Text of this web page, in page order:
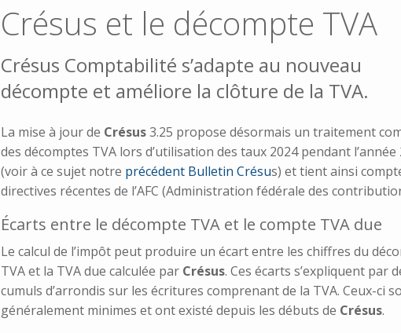
Crésus et le décompte TVA
Crésus Comptabilité s’adapte au nouveau
décompte et améliore la clôture de la TVA.
La mise à jour de Crésus3.25 propose désormais un traitement
des décomptes TVA lors d’utilisation des taux 2024 pendant l’année
(voir à ce sujet notre précédent Bulletin Crésus) et tient ainsi
directives récentes de l’AFC (Administration fédérale des
Écarts entre le décompte TVA et le compte TVA due
Le calcul de l’impôt peut produire un écart entre les chiffres du
TVA et la TVA due calculée par Crésus. Ces écarts s’expliquent par
cumuls d’arrondis sur les écritures comprenant de la TVA. Ceux-ci
généralement minimes et ont existé depuis les débuts de Crésus.